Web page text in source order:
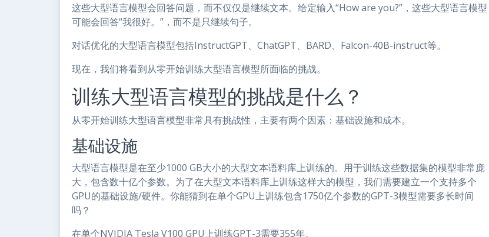
这些大型语言模型会回答问题，而不仅仅是继续文本。给定输入“How are you?”，这些大型语言模型
可能会回答“我很好。”，而不是只继续句子。
对话优化的大型语言模型包括InstructGPT、ChatGPT、BARD、Falcon-40B-instruct等。
现在，我们将看到从零开始训练大型语言模型所面临的挑战。
训练大型语言模型的挑战是什么？
从零开始训练大型语言模型非常具有挑战性，主要有两个因素：基础设施和成本。
基础设施
大型语言模型是在至少1000 GB大小的大型文本语料库上训练的。用于训练这些数据集的模型非常庞
大，包含数十亿个参数。为了在大型文本语料库上训练这样大的模型，我们需要建立一个支持多个
GPU的基础设施/硬件。你能猜到在单个GPU上训练包含1750亿个参数的GPT-3模型需要多长时间
吗？
在单个NVIDIA Tesla V100 GPU上训练GPT-3需要355年。